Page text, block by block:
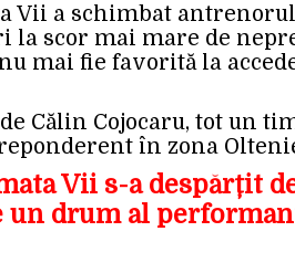
Vii a schimbat
la scor mai mare de
mai fie favorită la
Călin Cojocaru, tot un
în zona
Vii s-a despărțit
un drum al